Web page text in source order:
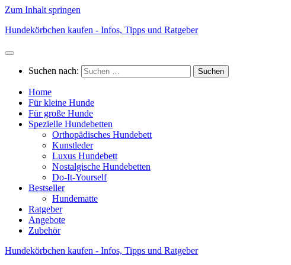
Zum Inhalt springen
Hundekörbchen kaufen - Infos, Tipps und Ratgeber
Suchen nach:
Home
Für kleine Hunde
Für große Hunde
Spezielle Hundebetten
Orthopädisches Hundebett
Kunstleder
Luxus Hundebett
Nostalgische Hundebetten
Do-It-Yourself
Bestseller
Hundematte
Ratgeber
Angebote
Zubehör
Hundekörbchen kaufen - Infos, Tipps und Ratgeber